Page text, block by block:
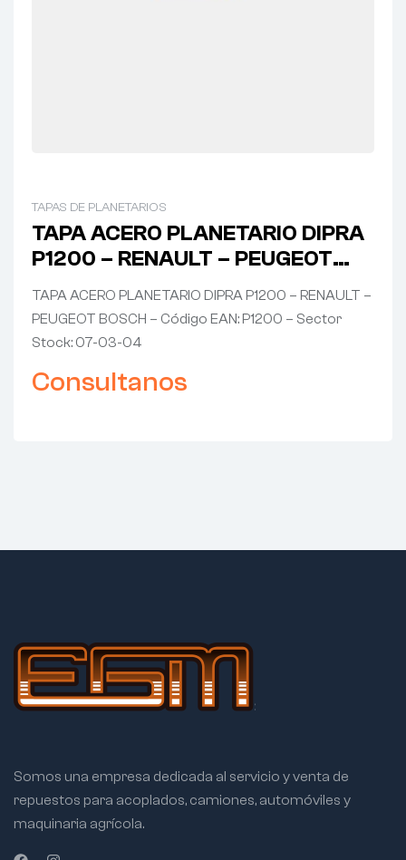
TAPAS DE PLANETARIOS
TAPA ACERO PLANETARIO DIPRA
P1200 – RENAULT – PEUGEOT
BOSCH
TAPA ACERO PLANETARIO DIPRA P1200 – RENAULT –
PEUGEOT BOSCH – Código EAN: P1200 – Sector
Stock: 07-03-04
Consultanos
Somos una empresa dedicada al servicio y venta de
repuestos para acoplados, camiones, automóviles y
maquinaria agrícola.